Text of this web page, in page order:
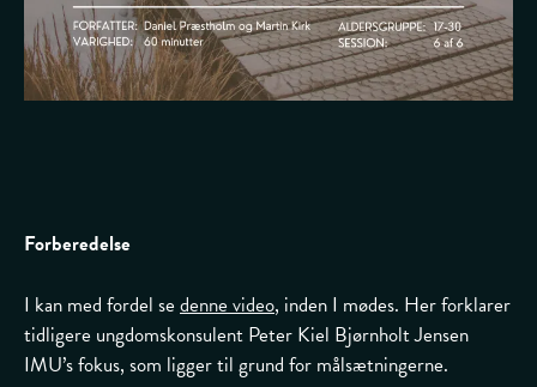
Forberedelse
I kan med fordel se denne video, inden I mødes. Her forklarer
tidligere ungdomskonsulent Peter Kiel Bjørnholt Jensen
IMU’s fokus, som ligger til grund for målsætningerne.